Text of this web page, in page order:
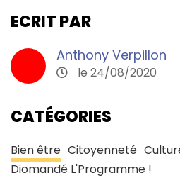
ECRIT PAR
Anthony Verpillon
le 24/08/2020
CATÉGORIES
Bien être Citoyenneté
Diomandé L'Programme !